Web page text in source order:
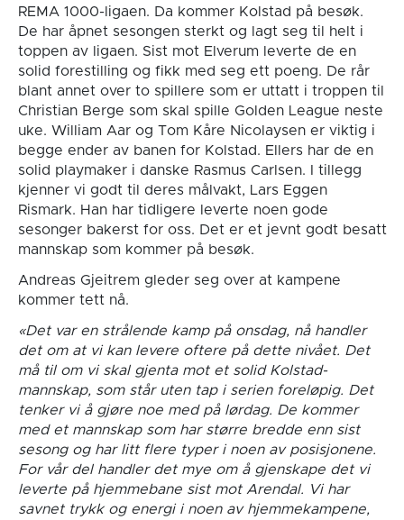
REMA 1000-ligaen. Da kommer Kolstad på besøk.
De har åpnet sesongen sterkt og lagt seg til helt i
toppen av ligaen. Sist mot Elverum leverte de en
solid forestilling og fikk med seg ett poeng. De rår
blant annet over to spillere som er uttatt i troppen til
Christian Berge som skal spille Golden League neste
uke. William Aar og Tom Kåre Nicolaysen er viktig i
begge ender av banen for Kolstad. Ellers har de en
solid playmaker i danske Rasmus Carlsen. I tillegg
kjenner vi godt til deres målvakt, Lars Eggen
Rismark. Han har tidligere leverte noen gode
sesonger bakerst for oss. Det er et jevnt godt besatt
mannskap som kommer på besøk.
Andreas Gjeitrem gleder seg over at kampene
kommer tett nå.
«Det var en strålende kamp på onsdag, nå handler
det om at vi kan levere oftere på dette nivået. Det
må til om vi skal gjenta mot et solid Kolstad-
mannskap, som står uten tap i serien foreløpig. Det
tenker vi å gjøre noe med på lørdag. De kommer
med et mannskap som har større bredde enn sist
sesong og har litt flere typer i noen av posisjonene.
For vår del handler det mye om å gjenskape det vi
leverte på hjemmebane sist mot Arendal. Vi har
savnet trykk og energi i noen av hjemmekampene,